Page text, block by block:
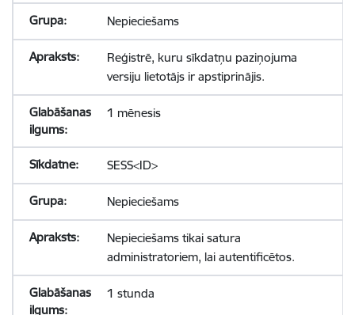
Nepieciešams
Reģistrē, kuru sīkdatņu paziņojuma
versiju lietotājs ir apstiprinājis.
1 mēnesis
SESS<ID>
Nepieciešams
Nepieciešams tikai satura
administratoriem, lai autentificētos.
1 stunda